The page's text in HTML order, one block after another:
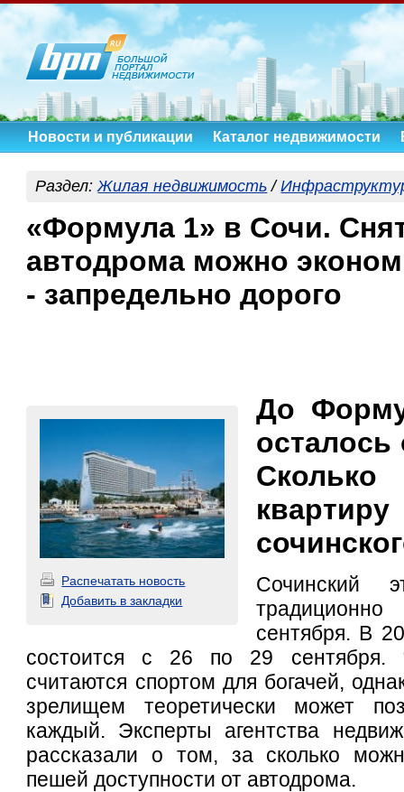
Новости и публикации Каталог недвижимости
Раздел:Жилая недвижимость /
«Формула 1» в Сочи.
автодрома можно
- запредельно дорого
Распечатать новость
Добавить в закладки
До
осталось
Сколько
Сочинский
сентября. В
состоится с 26 по 29 сентября.
считаются спортом для богачей,
зрелищем теоретически может
каждый. Эксперты агентства
рассказали о том, за сколько
пешей доступности от автодрома.